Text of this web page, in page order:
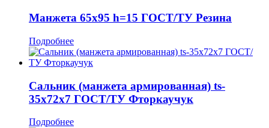
Манжета 65x95 h=15 ГОСТ/ТУ Резина
Подробнее
Сальник (манжета армированная) ts-
35x72x7 ГОСТ/ТУ Фторкаучук
Подробнее